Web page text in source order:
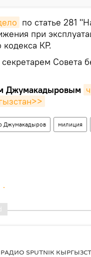
по статье 281
при
кодекса КР.
Совета
Джумакадыровым
Джумакадыров милиция
РАДИО SPUTNIK